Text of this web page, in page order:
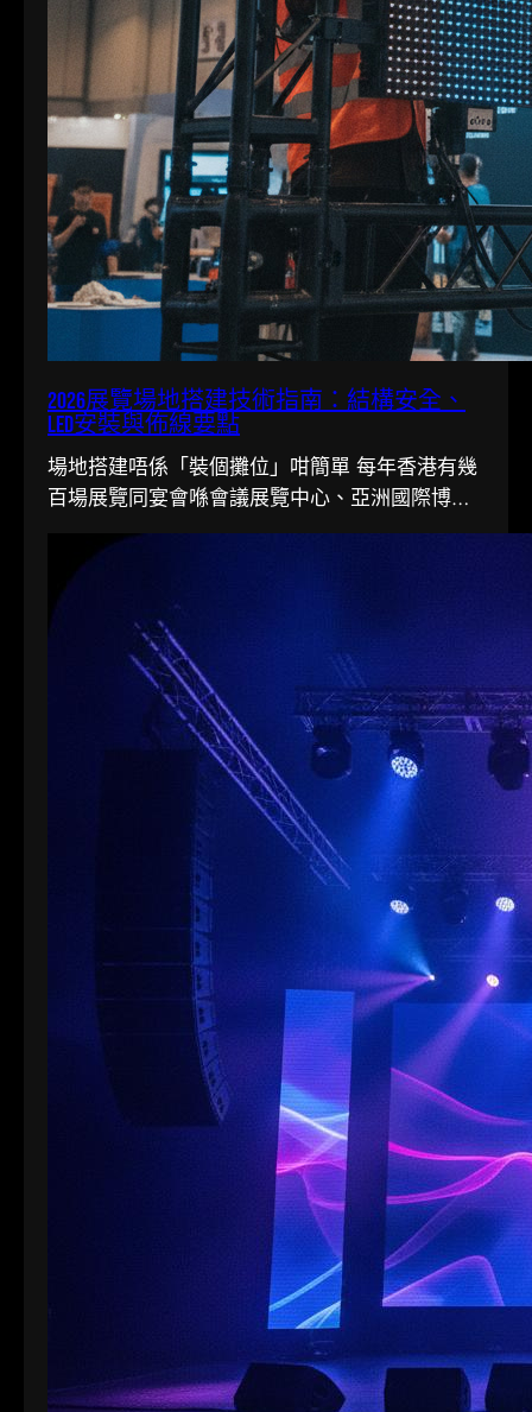
2026展覽場地搭建技術指南：結構安全、
LED安裝與佈線要點
場地搭建唔係「裝個攤位」咁簡單 每年香港有幾
百場展覽同宴會喺會議展覽中心、亞洲國際博覽
館同各大酒店舉行。搭一個…